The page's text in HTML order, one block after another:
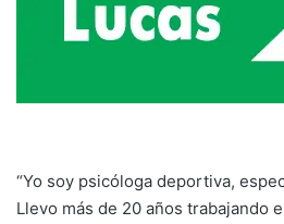
“Yo soy psicóloga deportiva,
Llevo más de 20 años trabajando